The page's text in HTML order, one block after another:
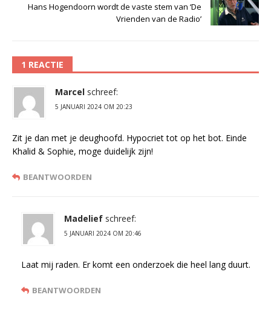
Hans Hogendoorn wordt de vaste stem van ‘De
Vrienden van de Radio’
1 REACTIE
Marcel schreef:
5 JANUARI 2024 OM 20:23
Zit je dan met je deughoofd. Hypocriet tot op het bot. Einde
Khalid & Sophie, moge duidelijk zijn!
BEANTWOORDEN
Madelief schreef:
5 JANUARI 2024 OM 20:46
Laat mij raden. Er komt een onderzoek die heel lang duurt.
BEANTWOORDEN